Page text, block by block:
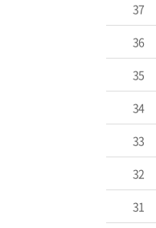
37
36
35
34
33
32
31